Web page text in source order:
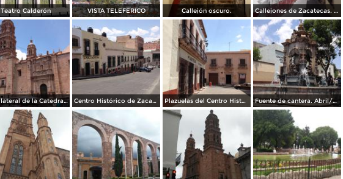
Teatro Calderón VISTA TELEFERICO Callejón oscuro. Callejones de Zacatecas. Abril/2017
Vista lateral de la Catedral de Zacatecas. Abril/2017 Centro Histórico de Zacatecas. Abril/2017 Plazuelas del Centro Histórico. Abril/2017 Fuente de cantera. Abril/2017